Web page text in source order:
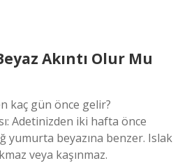
Akıntı Olur Mu
kaç gün önce gelir?
Adetinizden iki hafta önce
yumurta beyazına benzer. Islak
veya kaşınmaz.